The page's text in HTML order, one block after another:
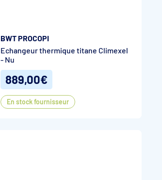
BWT PROCOPI
Echangeur thermique titane Climexel
- Nu
889,00€
En stock fournisseur